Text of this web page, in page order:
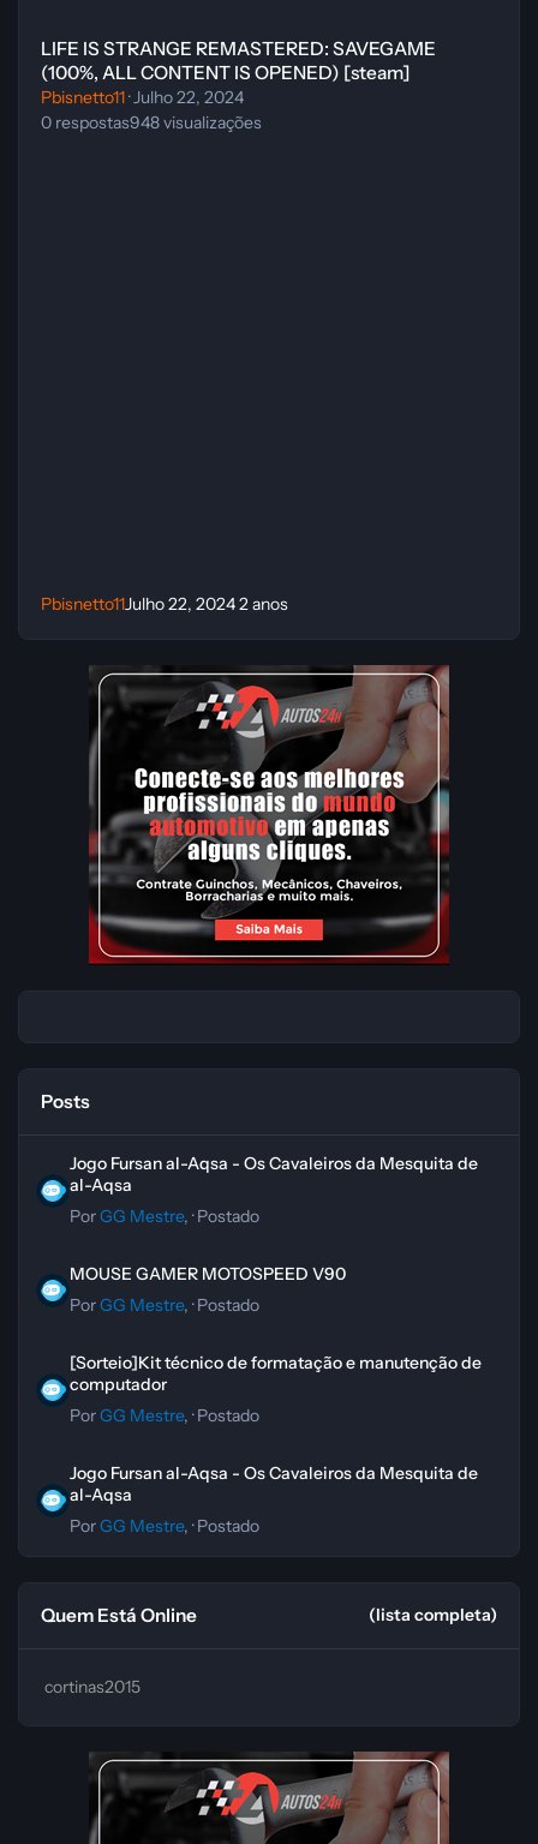
LIFE IS STRANGE REMASTERED: SAVEGAME
(100%, ALL CONTENT IS OPENED) [steam]
Pbisnetto11·Julho 22, 2024
0 respostas948visualizações
Pbisnetto11Julho 22, 20242 anos
Posts
Jogo Fursan al-Aqsa - Os Cavaleiros da Mesquita de
al-Aqsa
PorGG Mestre, ·Postado
MOUSE GAMER MOTOSPEED V90
PorGG Mestre, ·Postado
[Sorteio]Kit técnico de formatação e manutenção de
computador
PorGG Mestre, ·Postado
Jogo Fursan al-Aqsa - Os Cavaleiros da Mesquita de
al-Aqsa
PorGG Mestre, ·Postado
Quem Está Online (lista completa)
cortinas2015